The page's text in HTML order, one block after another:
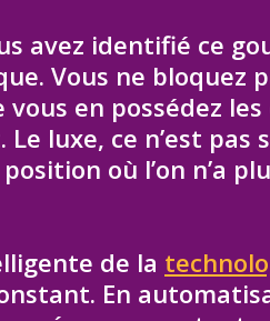
avez identifié ce
Vous ne bloquez
en possédez les
luxe, ce n’est pas
où l’on n’a
de la
En